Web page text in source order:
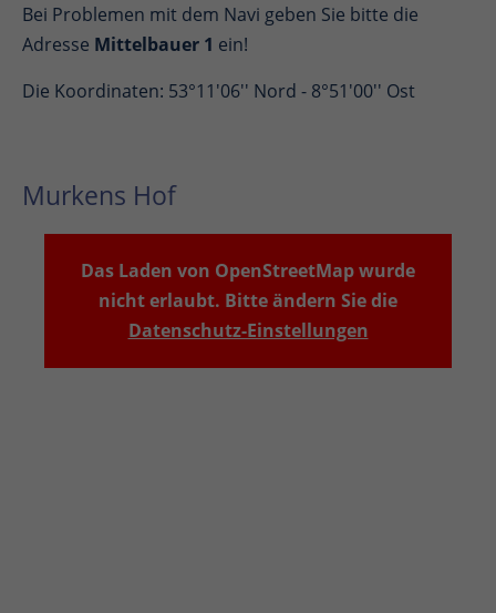
Bei Problemen mit dem Navi geben Sie bitte die
Adresse Mittelbauer 1 ein!
Die Koordinaten: 53°11'06'' Nord - 8°51'00'' Ost
Murkens Hof
Das Laden von OpenStreetMap wurde
nicht erlaubt. Bitte ändern Sie die
Datenschutz-Einstellungen